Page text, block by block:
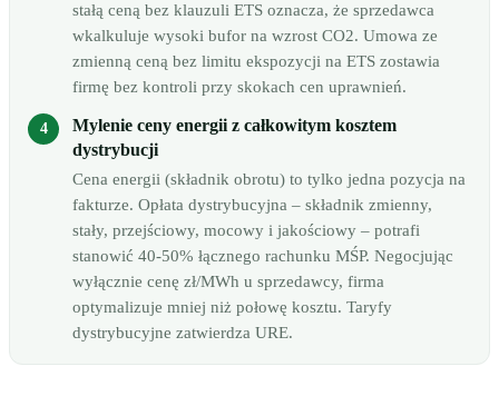
stałą ceną bez klauzuli ETS oznacza, że sprzedawca
wkalkuluje wysoki bufor na wzrost CO2. Umowa ze
zmienną ceną bez limitu ekspozycji na ETS zostawia
firmę bez kontroli przy skokach cen uprawnień.
Mylenie ceny energii z całkowitym kosztem
dystrybucji
Cena energii (składnik obrotu) to tylko jedna pozycja na
fakturze. Opłata dystrybucyjna – składnik zmienny,
stały, przejściowy, mocowy i jakościowy – potrafi
stanowić 40-50% łącznego rachunku MŚP. Negocjując
wyłącznie cenę zł/MWh u sprzedawcy, firma
optymalizuje mniej niż połowę kosztu. Taryfy
dystrybucyjne zatwierdza URE.